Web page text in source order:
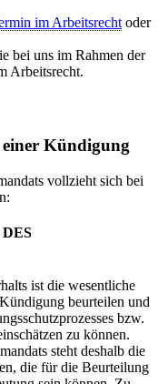
im Arbeitsrecht oder
bei uns im Rahmen der
Arbeitsrecht.
einer Kündigung
vollzieht sich bei
ist die wesentliche
beurteilen und
bzw.
zu können.
steht deshalb die
die für die Beurteilung